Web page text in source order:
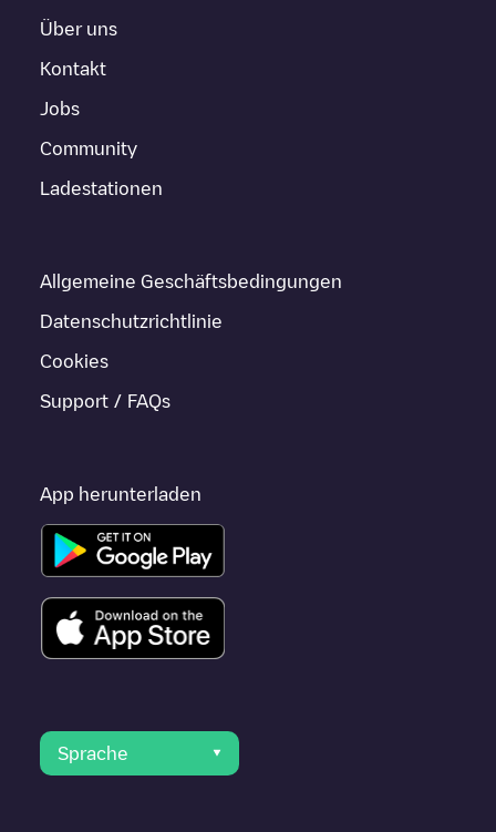
Über uns
Kontakt
Jobs
Community
Ladestationen
Allgemeine Geschäftsbedingungen
Datenschutzrichtlinie
Cookies
Support / FAQs
App herunterladen
Sprache